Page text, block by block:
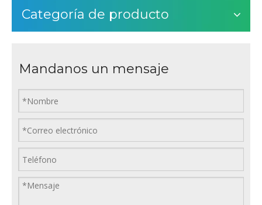
Categoría de producto
Mandanos un mensaje